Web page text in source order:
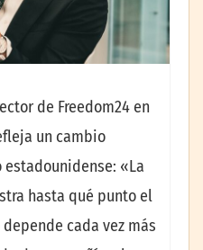
de Freedom24 en
un cambio
«La
hasta qué punto el
cada vez más